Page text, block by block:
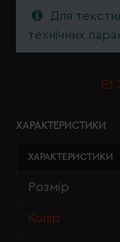
Для
технічних
ХАРАКТЕРИСТИКИ
ХАРАКТЕРИСТИКИ
Розмір
Колір